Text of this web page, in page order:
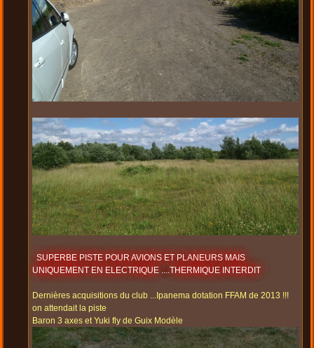
SUPERBE PISTE POUR AVIONS ET PLANEURS MAIS
UNIQUEMENT EN ELECTRIQUE ....THERMIQUE INTERDIT
Dernières acquisitions du club ...Ipanema dotation FFAM de 2013 !!!
on attendait la piste
Baron 3 axes et Yuki fly de Guix Modèle